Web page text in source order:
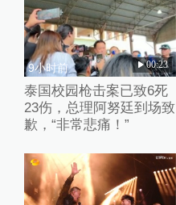
9小时前 00:23
泰国校园枪击案已致6死
23伤，总理阿努廷到场致
歉，“非常悲痛！”